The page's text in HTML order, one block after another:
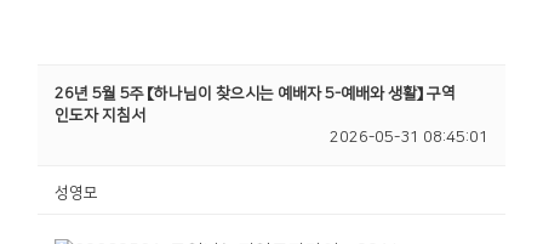
26년 5월 5주 【하나님이 찾으시는 예배자 5-예배와 생활】 구역
인도자 지침서
2026-05-31 08:45:01
성영모